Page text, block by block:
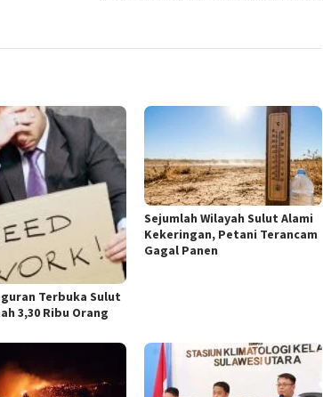
Terbuka Sulut
3,30 Ribu Orang
Sejumlah Wilayah Sulut Alami
Kekeringan, Petani Terancam
Gagal Panen